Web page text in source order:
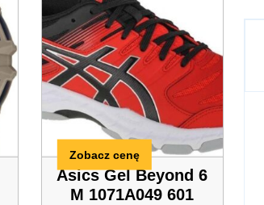
Asics Gel Beyond 6
M 1071A049 601
Zobacz cenę